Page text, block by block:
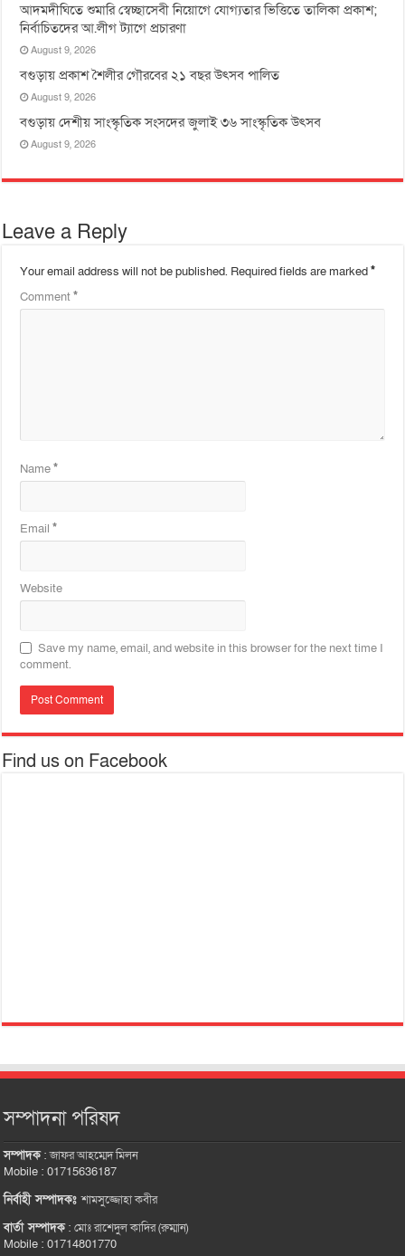
আদমদীঘিতে শুমারি স্বেচ্ছাসেবী নিয়োগে যোগ্যতার ভিত্তিতে তালিকা প্রকাশ;
নির্বাচিতদের আ.লীগ ট্যাগে প্রচারণা
August 9, 2026
বগুড়ায় প্রকাশ শৈলীর গৌরবের ২১ বছর উৎসব পা‌লিত
August 9, 2026
বগুড়ায় দেশীয় সাংস্কৃতিক সংসদের জুলাই ৩৬ সাংস্কৃতিক উৎসব
August 9, 2026
Leave a Reply
Your email address will not be published. Required fields are marked*
Comment*
Name*
Email*
Website
Save my name, email, and website in this browser for the next time I
comment.
Find us on Facebook
সম্পাদনা পরিষদ
সম্পাদক:জাফর আহম্মেদ মিলন
Mobile : 01715636187
নির্বাহী সম্পাদকঃশামসুজ্জোহা কবীর
বার্তা সম্পাদক:মোঃ রাশেদুল কাদির (রুম্মান)
Mobile : 01714801770